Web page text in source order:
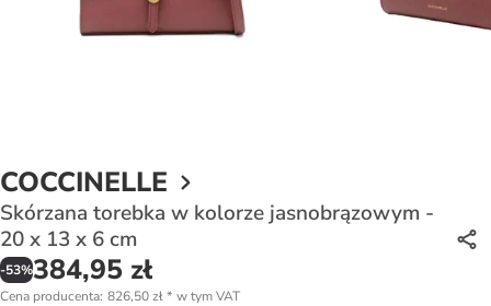
COCCINELLE
Skórzana torebka w kolorze jasnobrązowym -
20 x 13 x 6 cm
-53%384,95 zł
Cena producenta: 826,50 zł* w tym VAT